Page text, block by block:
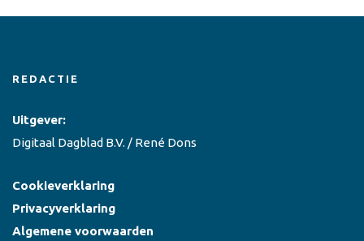
REDACTIE
Uitgever:
Digitaal Dagblad B.V. / René Dons
Cookieverklaring
Privacyverklaring
Algemene voorwaarden